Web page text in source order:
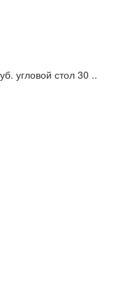
стол 30 ..